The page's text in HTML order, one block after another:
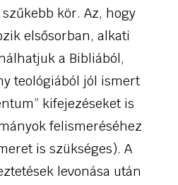
kör. Az, hogy
elsősorban, alkati
a Bibliából,
teológiából jól ismert
kifejezéseket is
felismeréséhez
is szükséges). A
levonása után